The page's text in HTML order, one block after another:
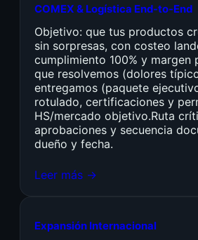
COMEX & Logística End-to-End
Objetivo: que tus productos
sin sorpresas, con costeo
cumplimiento 100% y margen
que resolvemos (dolores
entregamos (paquete
rotulado, certificaciones y
HS/mercado objetivo.Ruta
aprobaciones y secuencia
dueño y fecha.
Leer más →
Expansión Internacional